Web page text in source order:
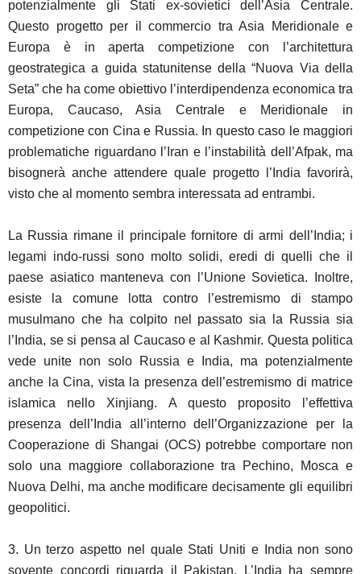
potenzialmente gli Stati ex-sovietici dell’Asia Centrale.
Questo progetto per il commercio tra Asia Meridionale e
Europa è in aperta competizione con l’architettura
geostrategica a guida statunitense della “Nuova Via della
Seta” che ha come obiettivo l’interdipendenza economica tra
Europa, Caucaso, Asia Centrale e Meridionale in
competizione con Cina e Russia. In questo caso le maggiori
problematiche riguardano l’Iran e l’instabilità dell’Afpak, ma
bisognerà anche attendere quale progetto l’India favorirà,
visto che al momento sembra interessata ad entrambi.
La Russia rimane il principale fornitore di armi dell’India; i
legami indo-russi sono molto solidi, eredi di quelli che il
paese asiatico manteneva con l’Unione Sovietica. Inoltre,
esiste la comune lotta contro l’estremismo di stampo
musulmano che ha colpito nel passato sia la Russia sia
l’India, se si pensa al Caucaso e al Kashmir. Questa politica
vede unite non solo Russia e India, ma potenzialmente
anche la Cina, vista la presenza dell’estremismo di matrice
islamica nello Xinjiang. A questo proposito l’effettiva
presenza dell’India all’interno dell’Organizzazione per la
Cooperazione di Shangai (OCS) potrebbe comportare non
solo una maggiore collaborazione tra Pechino, Mosca e
Nuova Delhi, ma anche modificare decisamente gli equilibri
geopolitici.
3. Un terzo aspetto nel quale Stati Uniti e India non sono
sovente concordi riguarda il Pakistan. L’India ha sempre